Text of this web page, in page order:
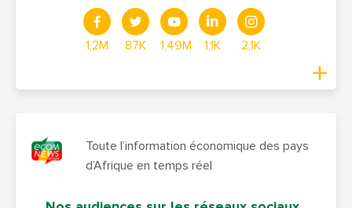
1,2M 87K 1,49M 1,1K 2,1K
Toute l’information économique des pays
d’Afrique en temps réel